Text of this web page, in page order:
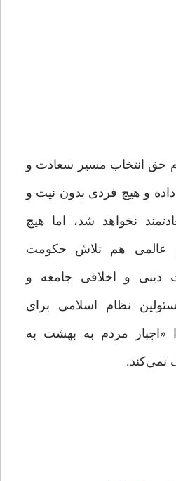
حق انتخاب مسیر سعادت و
و هیچ فردی بدون نیت و
نخواهد شد، اما هیچ
هم تلاش حکومت
دینی و اخلاقی جامعه و
نظام اسلامی برای
«اجبار مردم به بهشت به
نمی‌کند.